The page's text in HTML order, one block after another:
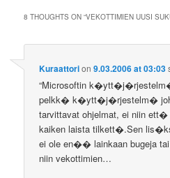
8 THOUGHTS ON “VEKOTTIMIEN UUSI
Kuraattorion9.03.2006 at 03:03
“Microsoftin
pelkk� k�ytt�j�rjestelm�
tarvittavat ohjelmat, ei niin
kaiken laista tilkett�.Sen
ei ole en�� lainkaan bugeja
niin vekottimien…